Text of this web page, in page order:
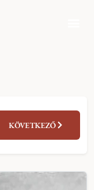
KÖVETKEZŐ